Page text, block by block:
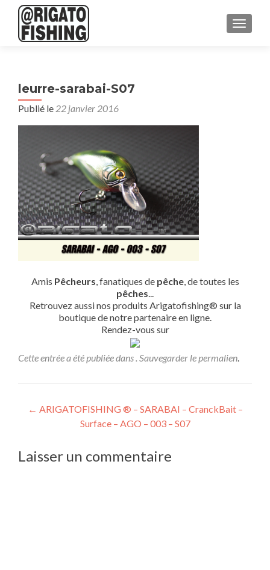
leurre-sarabai-S07
Publié le 22 janvier 2016
Amis Pêcheurs, fanatiques de pêche, de toutes les
pêches...
Retrouvez aussi nos produits Arigatofishing® sur la
boutique de notre partenaire en ligne.
Rendez-vous sur
Cette entrée a été publiée dans . Sauvegarder lepermalien.
Navigation
l’article
← ARIGATOFISHING ® – SARABAI – CranckBait –
Surface – AGO – 003 – S07
Laisser un commentaire